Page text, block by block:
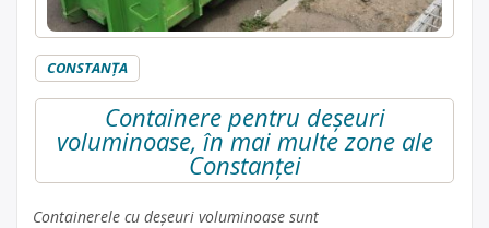
CONSTANŢA
Containere pentru deșeuri
voluminoase, în mai multe zone ale
Constanței
Containerele cu deșeuri voluminoase sunt